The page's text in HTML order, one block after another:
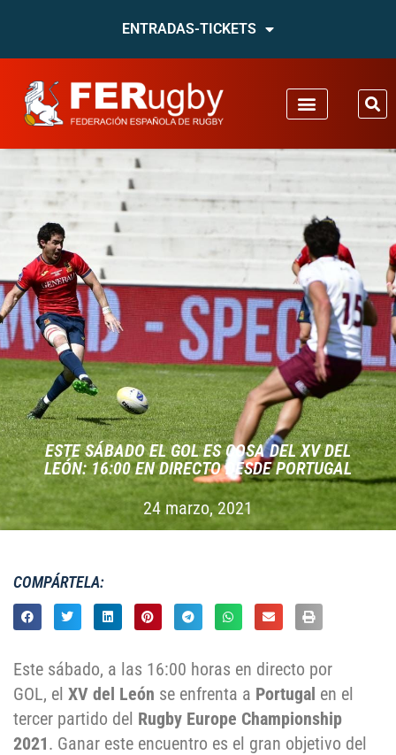
ENTRADAS-TICKETS
ESTE SÁBADO EL GOL ES COSA DEL XV DEL
LEÓN: 16:00 EN DIRECTO DESDE PORTUGAL
24 marzo, 2021
COMPÁRTELA:
Este sábado, a las 16:00 horas en directo por
GOL, el XV del León se enfrenta a Portugal en el
tercer partido del Rugby Europe Championship
2021. Ganar este encuentro es el gran objetivo del